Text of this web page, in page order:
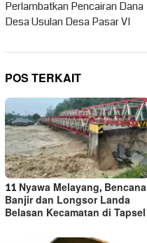
Perlambatkan Pencairan Dana
Desa Usulan Desa Pasar VI
POS TERKAIT
11 Nyawa Melayang, Bencana
Banjir dan Longsor Landa
Belasan Kecamatan di Tapsel